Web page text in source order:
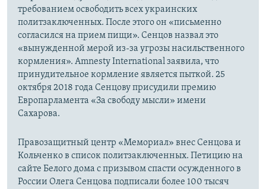
требованием освободить всех украинских
политзаключенных. После этого он «письменно
согласился на прием пищи». Сенцов назвал это
«вынужденной мерой из-за угрозы насильственного
кормления». Amnesty International заявила, что
принудительное кормление является пыткой. ​25
октября 2018 года Сенцову присудили премию
Европарламента «За свободу мысли» имени
Сахарова.
Правозащитный центр «Мемориал» внес Сенцова и
Кольченко в список политзаключенных. Петицию на
сайте Белого дома с призывом спасти осужденного в
России Олега Сенцова подписали более 100 тысяч